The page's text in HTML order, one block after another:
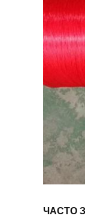
ЧАСТО